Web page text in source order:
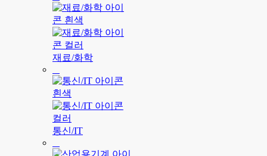
재료/화학
통신/IT